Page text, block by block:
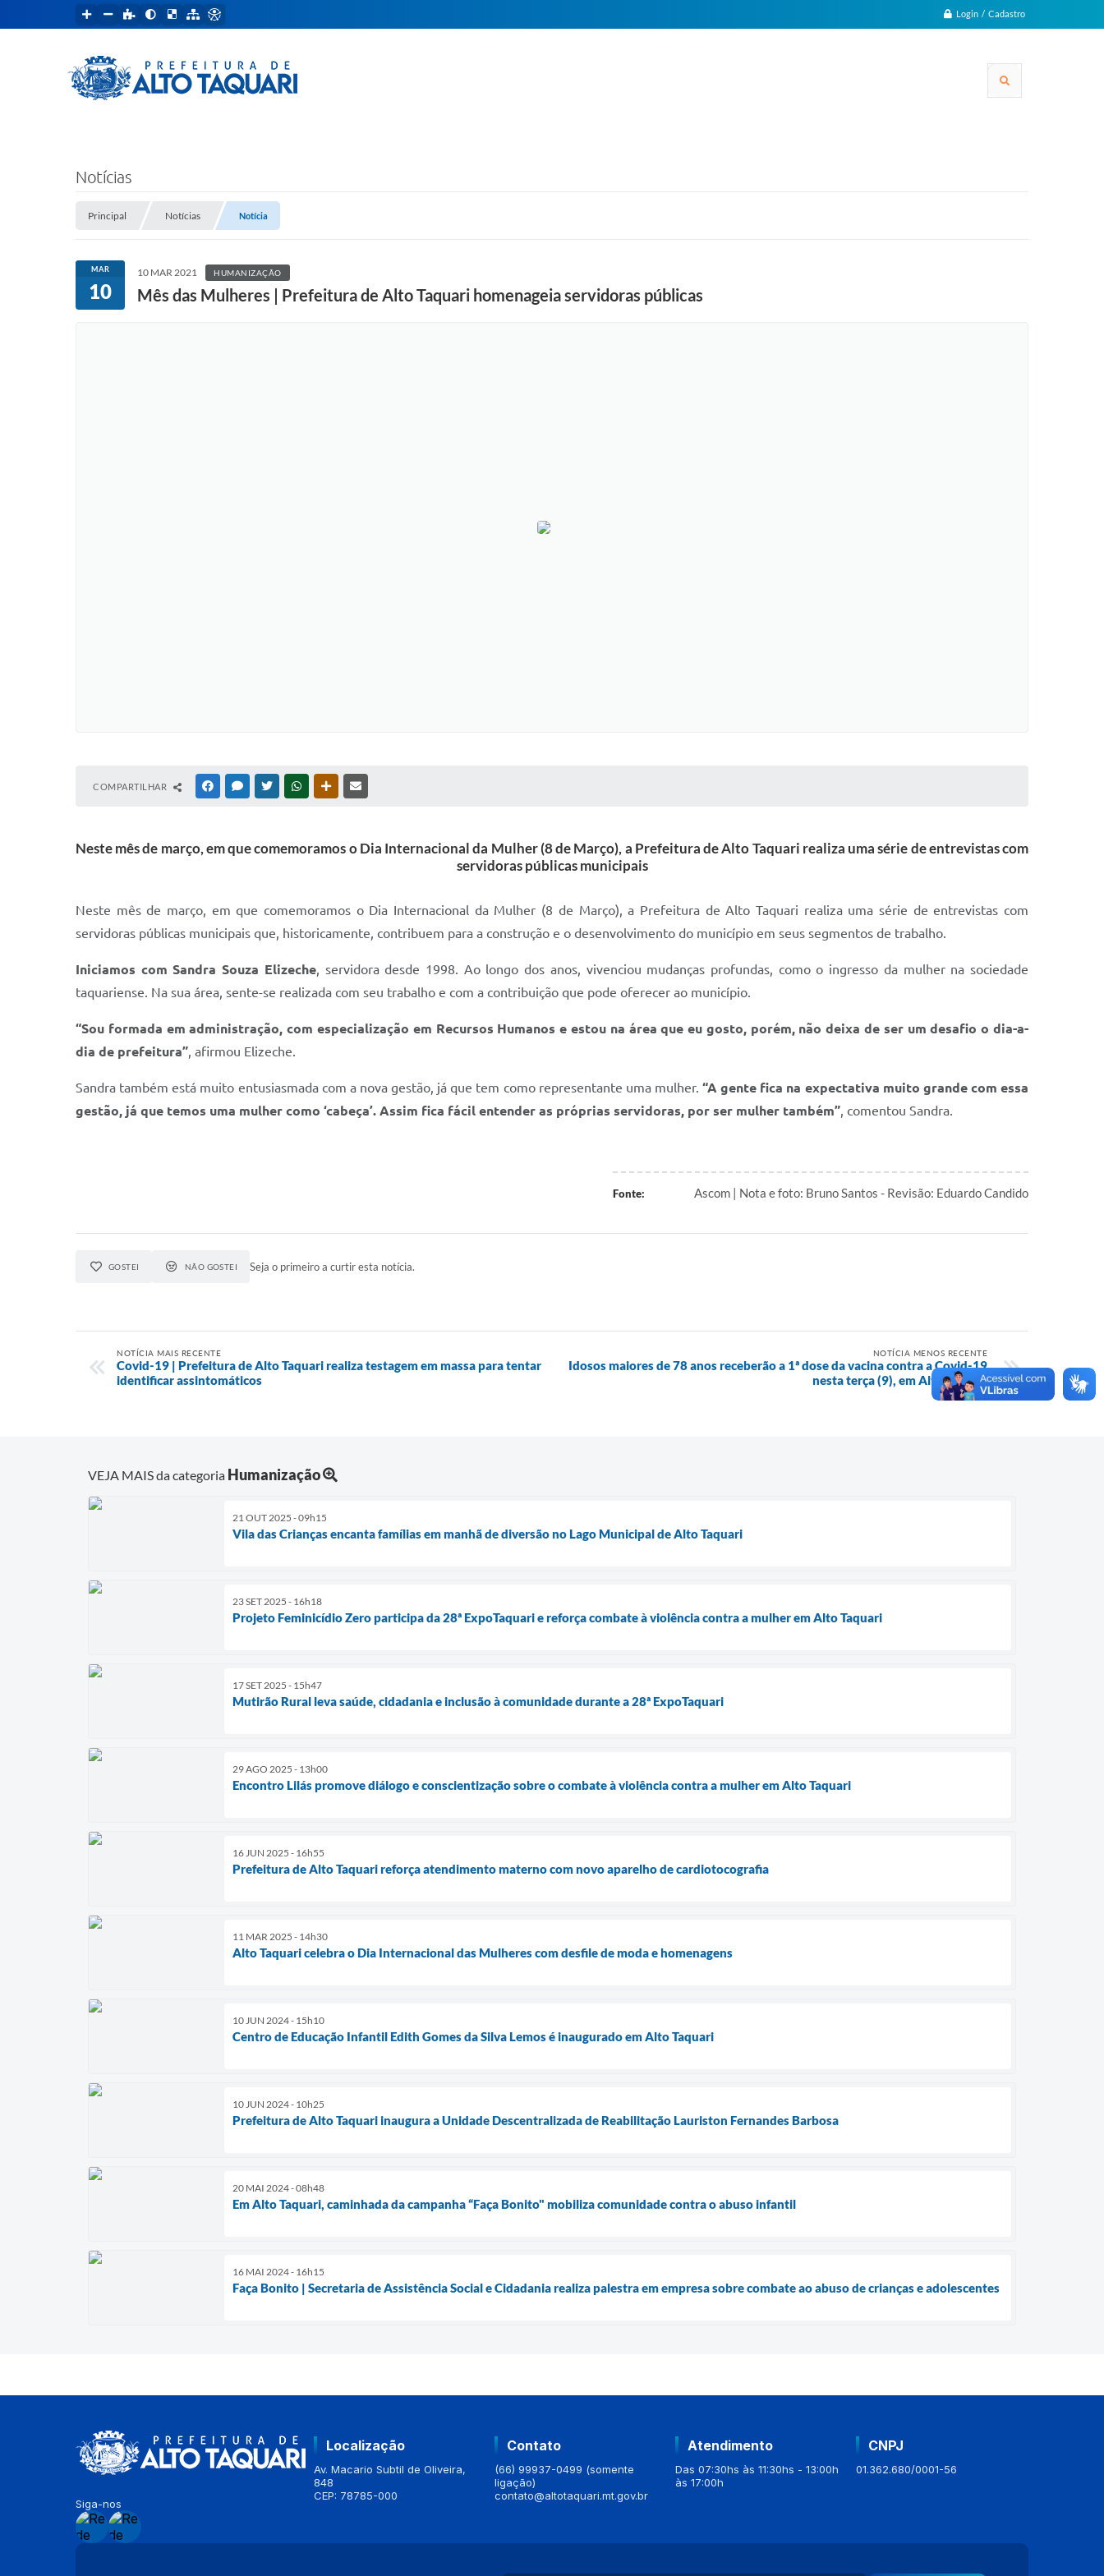
Login / Cadastro
Notícias
Principal Notícias Notícia
MAR
10
10 MAR 2021 HUMANIZAÇÃO
Mês das Mulheres | Prefeitura de Alto Taquari homenageia servidoras públicas
COMPARTILHAR FACEBOOKMESSENGER
TWITTERWHATSAPPOUTRAS MÍDIAS
Neste mês de março, em que comemoramos o Dia Internacional da Mulher (8 de Março), a Prefeitura de Alto Taquari realiza uma série de entrevistas com
servidoras públicas municipais
Neste mês de março, em que comemoramos o Dia Internacional da Mulher (8 de Março), a Prefeitura de Alto Taquari realiza uma série de entrevistas com
servidoras públicas municipais que, historicamente, contribuem para a construção e o desenvolvimento do município em seus segmentos de trabalho.
Iniciamos com Sandra Souza Elizeche, servidora desde 1998. Ao longo dos anos, vivenciou mudanças profundas, como o ingresso da mulher na sociedade
taquariense. Na sua área, sente-se realizada com seu trabalho e com a contribuição que pode oferecer ao município.
“Sou formada em administração, com especialização em Recursos Humanos e estou na área que eu gosto, porém, não deixa de ser um desafio o dia-a-
dia de prefeitura”, afirmou Elizeche.
Sandra também está muito entusiasmada com a nova gestão, já que tem como representante uma mulher. “A gente fica na expectativa muito grande com essa
gestão, já que temos uma mulher como ‘cabeça’. Assim fica fácil entender as próprias servidoras, por ser mulher também”, comentou Sandra.
Fonte: Ascom | Nota e foto: Bruno Santos - Revisão: Eduardo Candido
GOSTEI NÃO GOSTEI Seja o primeiro a curtir esta notícia.
NOTÍCIA MAIS RECENTE
Covid-19 | Prefeitura de Alto Taquari realiza testagem em massa para tentar
identificar assintomáticos
NOTÍCIA MENOS RECENTE
Idosos maiores de 78 anos receberão a 1ª dose da vacina contra a Covid-19
nesta terça (9), em Alto Taquari
VEJA MAIS da categoria Humanização
21 OUT 2025 - 09h15
Vila das Crianças encanta famílias em manhã de diversão no Lago Municipal de Alto Taquari
23 SET 2025 - 16h18
Projeto Feminicídio Zero participa da 28ª ExpoTaquari e reforça combate à violência contra a mulher em Alto Taquari
17 SET 2025 - 15h47
Mutirão Rural leva saúde, cidadania e inclusão à comunidade durante a 28ª ExpoTaquari
29 AGO 2025 - 13h00
Encontro Lilás promove diálogo e conscientização sobre o combate à violência contra a mulher em Alto Taquari
16 JUN 2025 - 16h55
Prefeitura de Alto Taquari reforça atendimento materno com novo aparelho de cardiotocografia
11 MAR 2025 - 14h30
Alto Taquari celebra o Dia Internacional das Mulheres com desfile de moda e homenagens
10 JUN 2024 - 15h10
Centro de Educação Infantil Edith Gomes da Silva Lemos é inaugurado em Alto Taquari
10 JUN 2024 - 10h25
Prefeitura de Alto Taquari inaugura a Unidade Descentralizada de Reabilitação Lauriston Fernandes Barbosa
20 MAI 2024 - 08h48
Em Alto Taquari, caminhada da campanha “Faça Bonito" mobiliza comunidade contra o abuso infantil
16 MAI 2024 - 16h15
Faça Bonito | Secretaria de Assistência Social e Cidadania realiza palestra em empresa sobre combate ao abuso de crianças e adolescentes
Siga-nos
Localização
Av. Macario Subtil de Oliveira,
848
CEP: 78785-000
Contato
(66) 99937-0499 (somente
ligação)
contato@altotaquari.mt.gov.br
Atendimento
Das 07:30hs às 11:30hs - 13:00h
às 17:00h
CNPJ
01.362.680/0001-56